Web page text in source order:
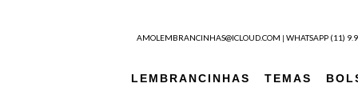
AMOLEMBRANCINHAS@ICLOUD.COM | WHATSAPP (11)
LEMBRANCINHAS TEMAS